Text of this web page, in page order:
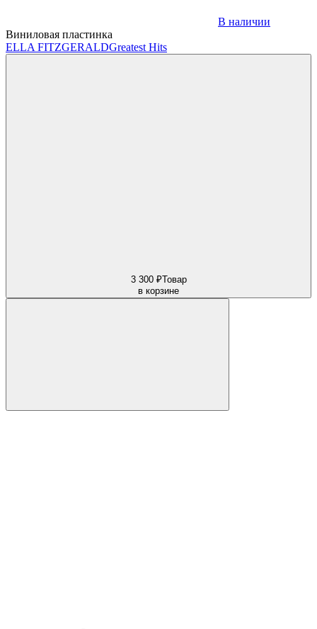
В наличии
Виниловая пластинка
ELLA FITZGERALDGreatest Hits
3 300 ₽Товар
в корзине